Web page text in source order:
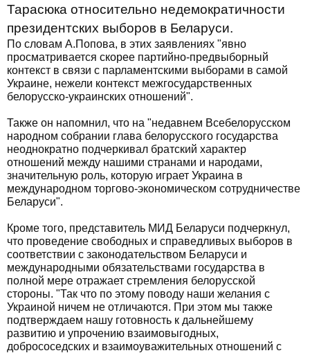
Тарасюка относительно недемократичности
президентских выборов в Беларуси.
По словам А.Попова, в этих заявлениях "явно
просматривается скорее партийно-предвыборный
контекст в связи с парламентскими выборами в самой
Украине, нежели контекст межгосударственных
белорусско-украинских отношений".
Также он напомнил, что на "недавнем Всебелорусском
народном собрании глава белорусского государства
неоднократно подчеркивал братский характер
отношений между нашими странами и народами,
значительную роль, которую играет Украина в
международном торгово-экономическом сотрудничестве
Беларуси".
Кроме того, представитель МИД Беларуси подчеркнул,
что проведение свободных и справедливых выборов в
соответствии с законодательством Беларуси и
международными обязательствами государства в
полной мере отражает стремления белорусской
стороны. "Так что по этому поводу наши желания с
Украиной ничем не отличаются. При этом мы также
подтверждаем нашу готовность к дальнейшему
развитию и упрочению взаимовыгодных,
добрососедских и взаимоуважительных отношений с